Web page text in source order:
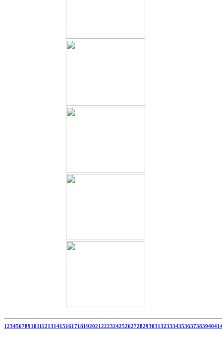
1234567891011121314151617181920212223242526272829303132333435363738394041